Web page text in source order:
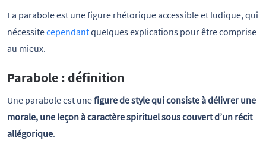
La parabole est une figure rhétorique accessible et ludique, qui
nécessitecependantquelques explications pour être comprise
au mieux.
Parabole : définition
Une parabole est unefigure de style qui consiste à délivrer une
morale, une leçon à caractère spirituel sous couvert d’un récit
allégorique.